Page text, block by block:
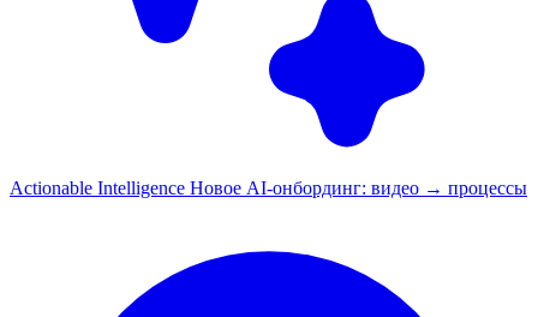
Actionable Intelligence Новое AI-онбординг: видео → процессы